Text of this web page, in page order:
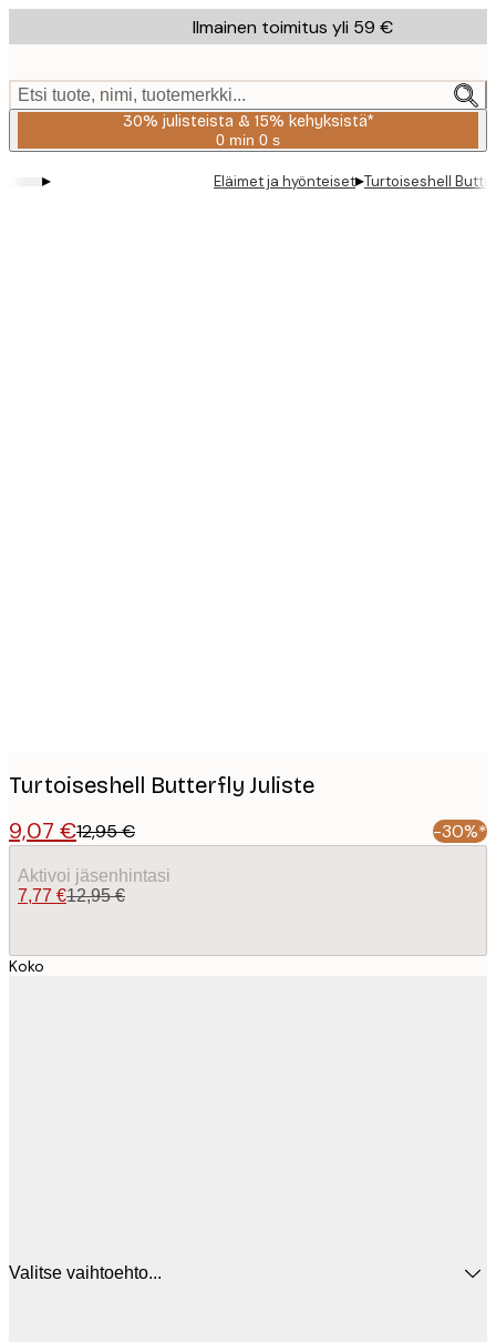
to
content.
Ilmainen toimitus yli 59 €
Etsi tuote, nimi, tuotemerkki...
30% julisteista & 15% kehyksistä*
0 min 0 s
Voimassa
2026-
▸ Eläimet ja hyönteiset▸Turtoiseshell
Turtoiseshell Butterfly Juliste
9,07 €12,95 € -30%*
Aktivoi jäsenhintasi
7,77 €12,95 €
Koko
Valitse vaihtoehto...